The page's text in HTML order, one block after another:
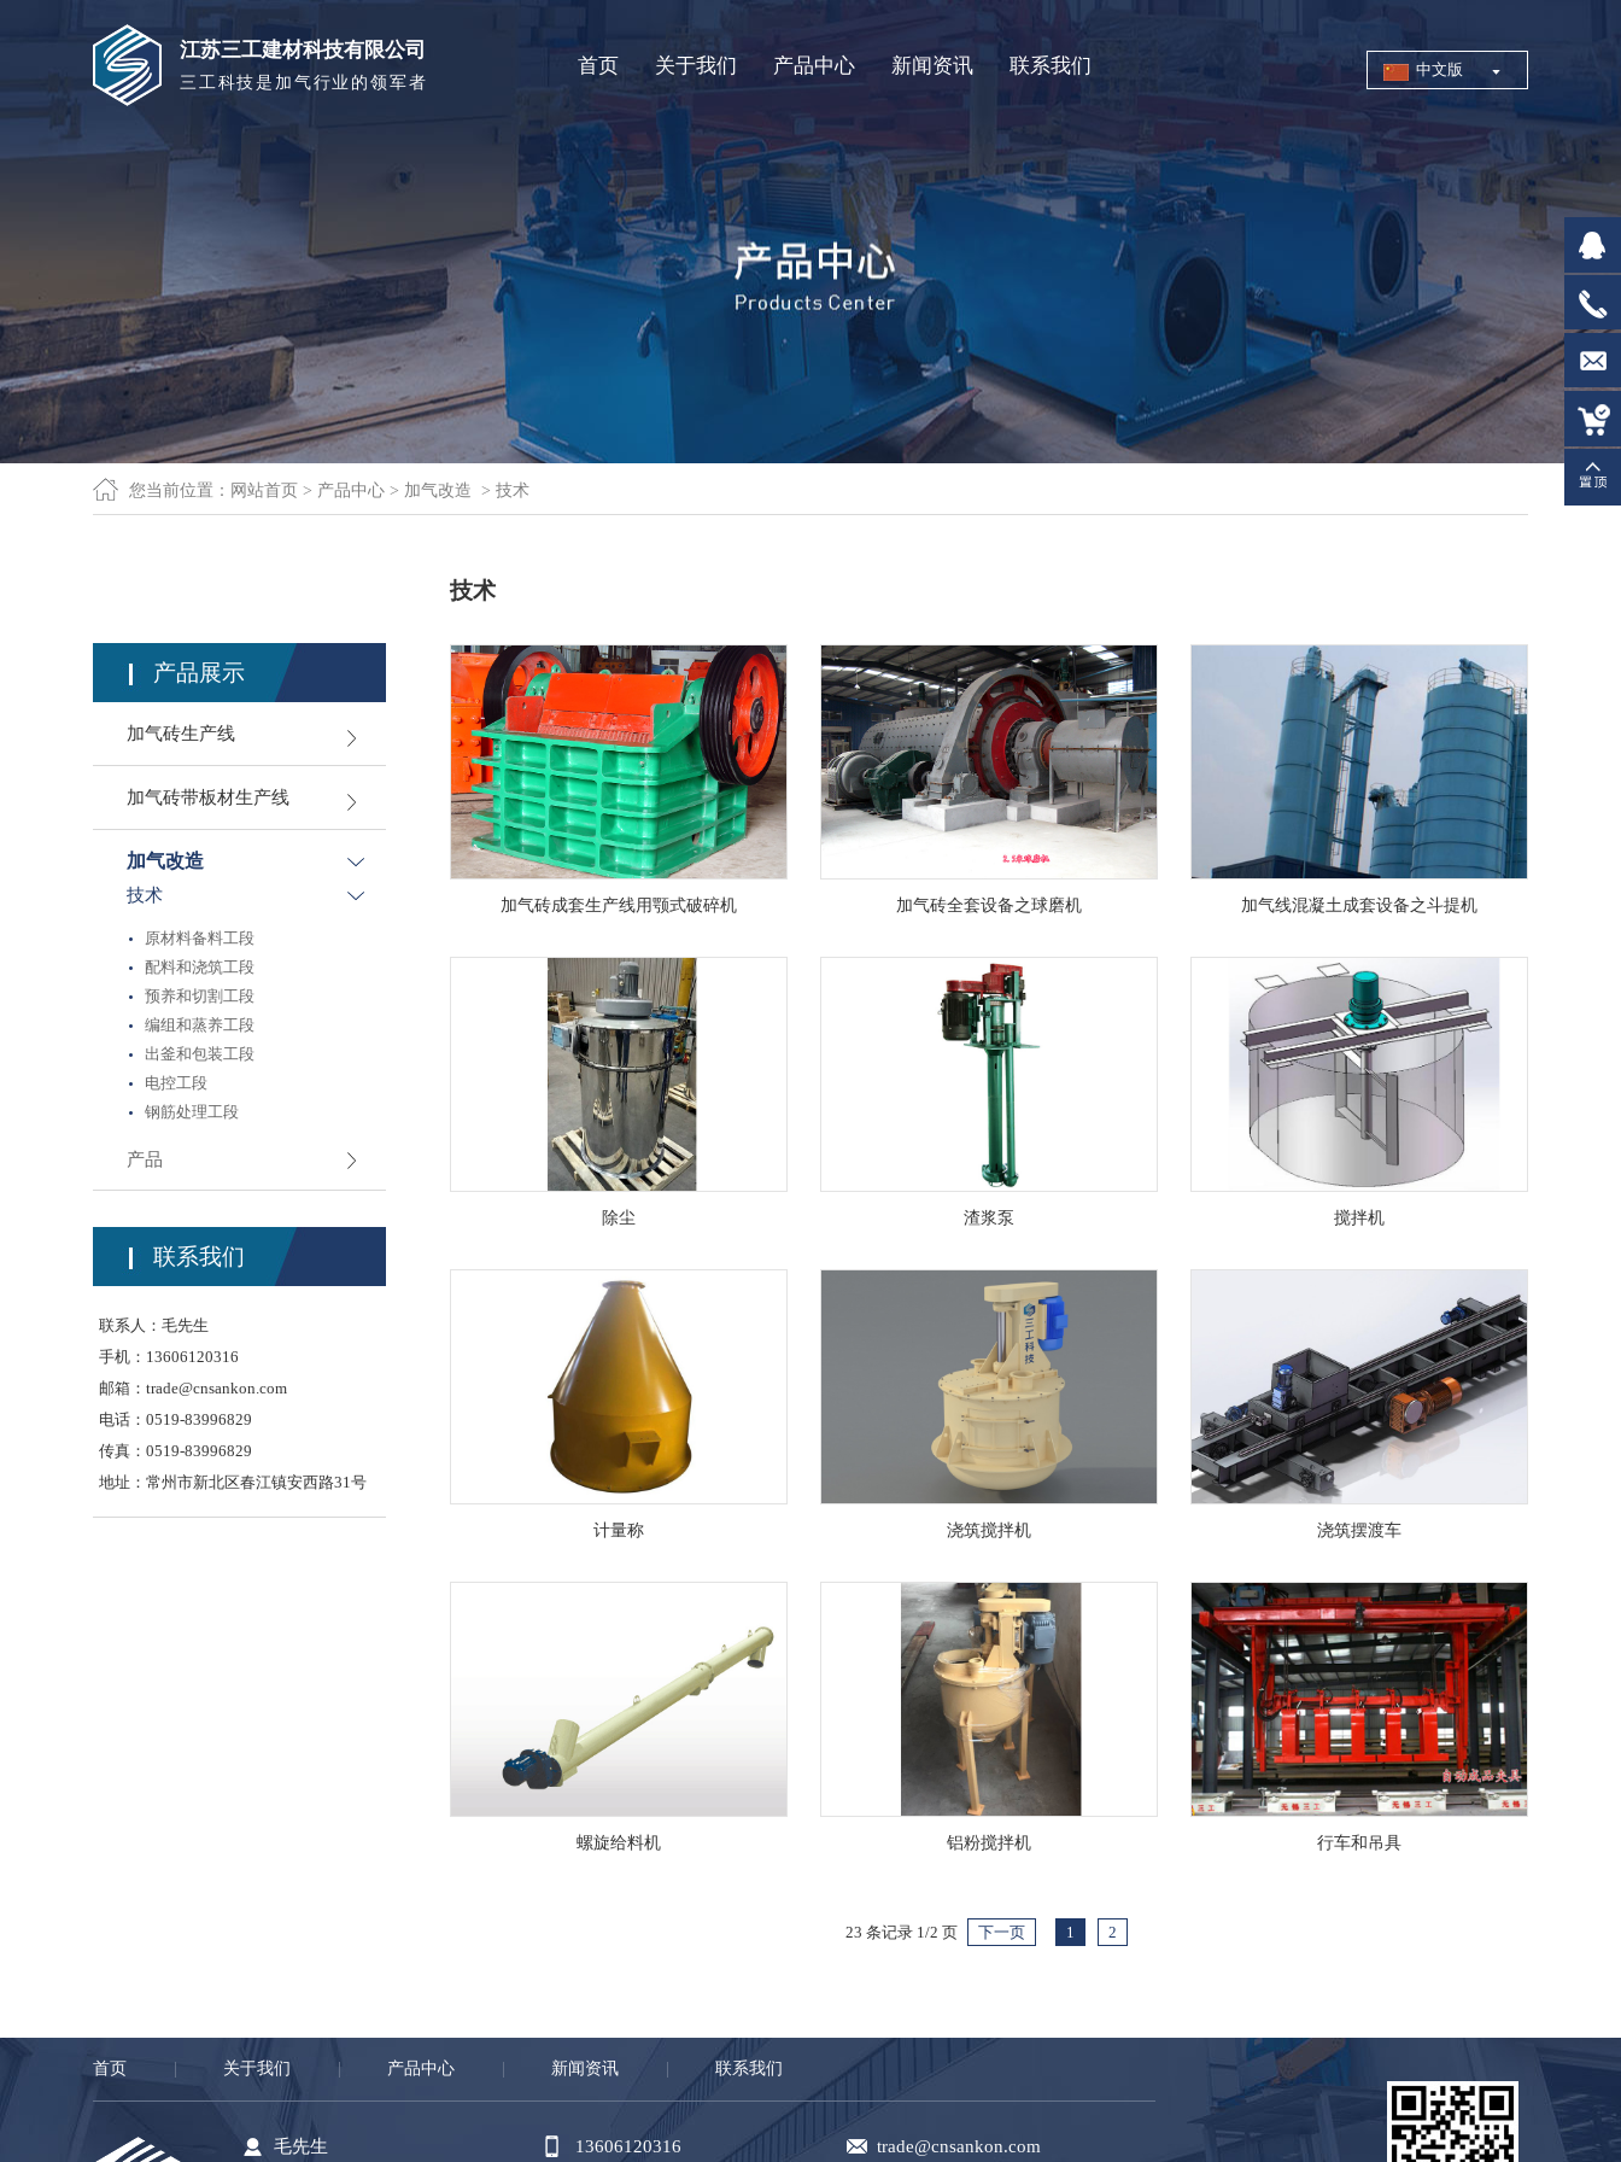
江苏三工建材科技有限公司
三工科技是加气行业的领军者
首页 关于我们 产品中心 新闻资讯 联系我们 中文版
您当前位置： 网站首页 > 产品中心 > 加气改造 > 技术
产品展示
加气砖生产线
加气砖带板材生产线
加气改造
技术
原材料备料工段
配料和浇筑工段
预养和切割工段
编组和蒸养工段
出釜和包装工段
电控工段
钢筋处理工段
产品
联系我们
联系人：毛先生
手机：13606120316
邮箱： trade@cnsankon.com
电话：0519-83996829
传真：0519-83996829
地址：常州市新北区春江镇安西路31号
技术
加气砖成套生产线用颚式破碎机 加气砖全套设备之球磨机 加气线混凝土成套设备之斗提机
除尘 渣浆泵 搅拌机
计量称 浇筑搅拌机 浇筑摆渡车
螺旋给料机 铝粉搅拌机 行车和吊具
23 条记录 1/2 页 下一页 1 2
首页 关于我们 产品中心 新闻资讯 联系我们
毛先生 13606120316 trade@cnsankon.com
0519-